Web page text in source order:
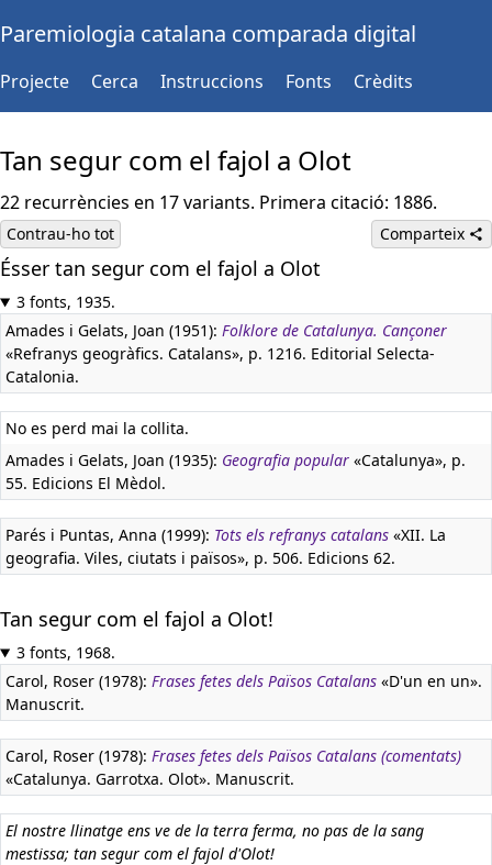
Paremiologia catalana comparada digital
Projecte Cerca Instruccions Fonts Crèdits
Tan segur com el fajol a Olot
22 recurrències en 17 variants. Primera citació: 1886.
Contrau-ho tot Comparteix
Ésser tan segur com el fajol a Olot
3 fonts, 1935.
Amades i Gelats, Joan (1951): Folklore de Catalunya. Cançoner
«Refranys geogràfics. Catalans», p. 1216. Editorial Selecta-
Catalonia.
No es perd mai la collita.
Amades i Gelats, Joan (1935): Geografia popular «Catalunya», p.
55. Edicions El Mèdol.
Parés i Puntas, Anna (1999): Tots els refranys catalans «XII. La
geografia. Viles, ciutats i països», p. 506. Edicions 62.
Tan segur com el fajol a Olot!
3 fonts, 1968.
Carol, Roser (1978): Frases fetes dels Països Catalans «D'un en un».
Manuscrit.
Carol, Roser (1978): Frases fetes dels Països Catalans (comentats)
«Catalunya. Garrotxa. Olot». Manuscrit.
El nostre llinatge ens ve de la terra ferma, no pas de la sang
mestissa; tan segur com el fajol d'Olot!